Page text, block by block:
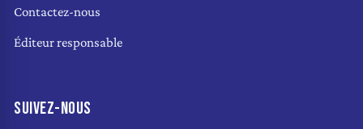
Contactez-nous
Éditeur responsable
SUIVEZ-NOUS